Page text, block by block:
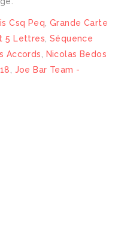
Csq Peq ,Grande Carte
5 Lettres Séquence
Accords
Nicolas Bedos
Joe Bar Team -